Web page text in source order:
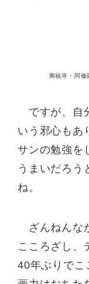
興福寺・阿修
ですが、自
いう邪心もあ
サンの勉強を
うまいだろう
ね。
ざんねんな
こころざし、
40年ぶりでこ